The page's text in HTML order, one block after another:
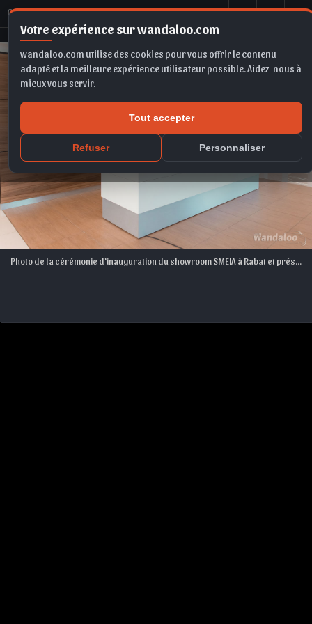
Votre expérience sur wandaloo.com
wandaloo.com utilise des cookies pour vous offrir le contenu
adapté et la meilleure expérience utilisateur possible. Aidez-nous à
mieux vous servir.
Tout accepter
Refuser Personnaliser
Cérémonie d'inauguration du showroom SMEIA à Rabat
Photo de la cérémonie d'inauguration du showroom SMEIA à Rabat et présentation du Range Rover Velar